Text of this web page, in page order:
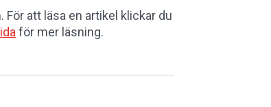
att läsa en artikel klickar du
för mer läsning.